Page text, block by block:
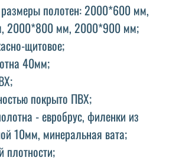
полотен: 2000*600 мм,
2000*800 мм, 2000*900 мм;
щитовое;
40мм;
покрыто ПВХ;
- евробрус, филенки из
10мм, минеральная вата;